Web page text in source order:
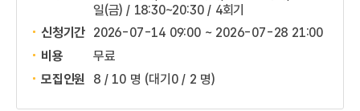
일(금) / 18:30~20:30 / 4회기
신청기간 2026-07-14 09:00 ~ 2026-07-28 21:00
비용
무료
모집인원
8 / 10 명 (대기0 / 2 명)